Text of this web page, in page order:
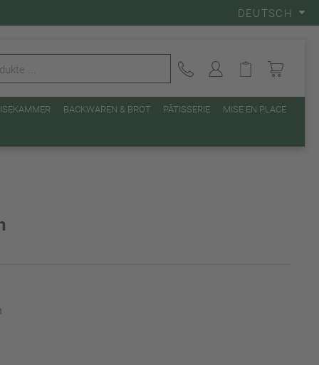
DEUTSCH
BACKWAREN & BROT PÂTISSERIE MISE EN PLACE